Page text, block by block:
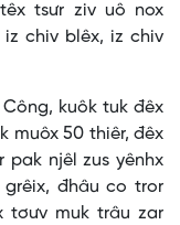
tsưr ziv uô nox
chiv blêx, iz chiv
kuôk tuk đêx
muôx 50 thiêr, đêx
njêl zus yênhx
đhâu co tror
tơưv muk trâu zar